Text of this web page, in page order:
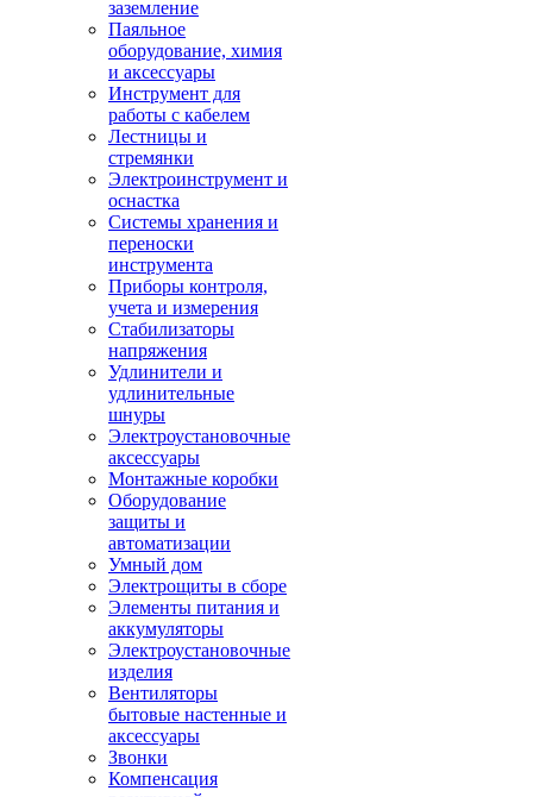
заземление
Паяльное
оборудование, химия
и аксессуары
Инструмент для
работы с кабелем
Лестницы и
стремянки
Электроинструмент и
оснастка
Системы хранения и
переноски
инструмента
Приборы контроля,
учета и измерения
Стабилизаторы
напряжения
Удлинители и
удлинительные
шнуры
Электроустановочные
аксессуары
Монтажные коробки
Оборудование
защиты и
автоматизации
Умный дом
Электрощиты в сборе
Элементы питания и
аккумуляторы
Электроустановочные
изделия
Вентиляторы
бытовые настенные и
аксессуары
Звонки
Компенсация